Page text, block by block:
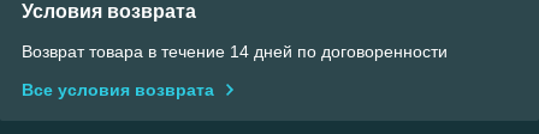
Условия возврата
Возврат товара в течение 14 дней по договоренности
Все условия возврата